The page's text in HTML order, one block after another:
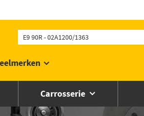
Carrosserie